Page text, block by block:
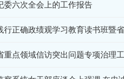
委六次全会上的工作报告
重点领域信访突出问题专项治理